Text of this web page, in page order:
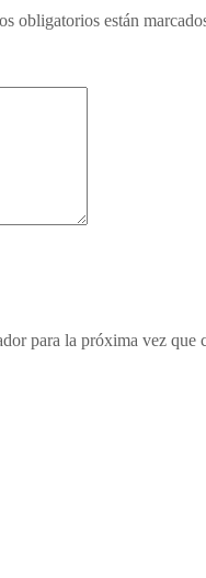
obligatorios están
para la próxima vez que